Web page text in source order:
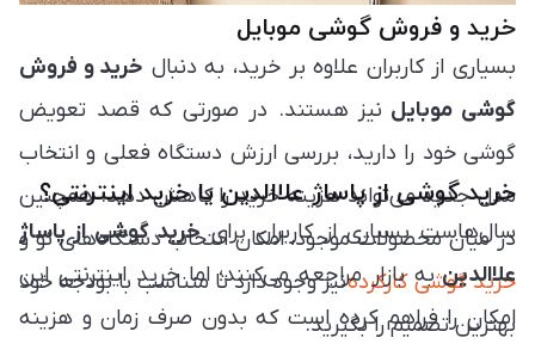
خرید و فروش گوشی موبایل
بسیاری از کاربران علاوه بر خرید، به دنبال خرید و فروش
گوشی موبایل نیز هستند. در صورتی که قصد تعویض
گوشی خود را دارید، بررسی ارزش دستگاه فعلی و انتخاب
مدل جدید می‌تواند هزینه خرید را کاهش دهد. همچنین
در میان محصولات موجود، امکان انتخاب دستگاه‌های نو و
خرید گوشی کارکردهنیز وجود دارد تا متناسب با بودجه خود
بهترین تصمیم را بگیرید.
خرید گوشی از پاساژ علاالدین یا خرید اینترنتی؟
سال‌هاست بسیاری از کاربران برایخرید گوشی از پاساژ
علاالدینبه بازار مراجعه می‌کنند؛ اما خرید اینترنتی این
امکان را فراهم کرده است که بدون صرف زمان و هزینه